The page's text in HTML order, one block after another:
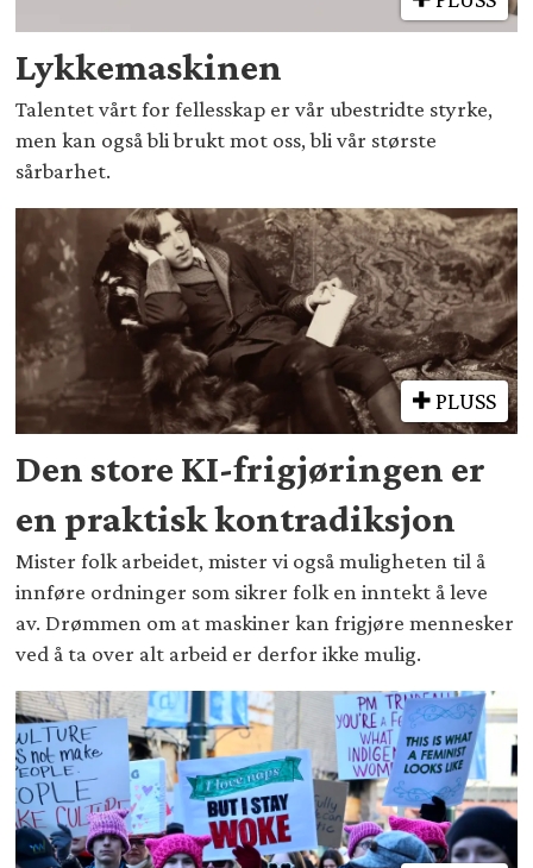
Lykkemaskinen
Talentet vårt for fellesskap er vår ubestridte styrke,
men kan også bli brukt mot oss, bli vår største
sårbarhet.
PLUSS
Den store KI-frigjøringen er
en praktisk kontradiksjon
Mister folk arbeidet, mister vi også muligheten til å
innføre ordninger som sikrer folk en inntekt å leve
av. Drømmen om at maskiner kan frigjøre mennesker
ved å ta over alt arbeid er derfor ikke mulig.